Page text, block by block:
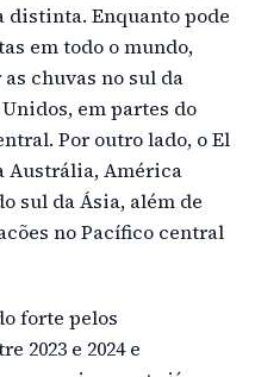
Enquanto pode
em todo o mundo,
chuvas no sul da
em partes do
Por outro lado, o El
Austrália, América
sul da Ásia, além de
no Pacífico central
forte pelos
2023 e 2024 e